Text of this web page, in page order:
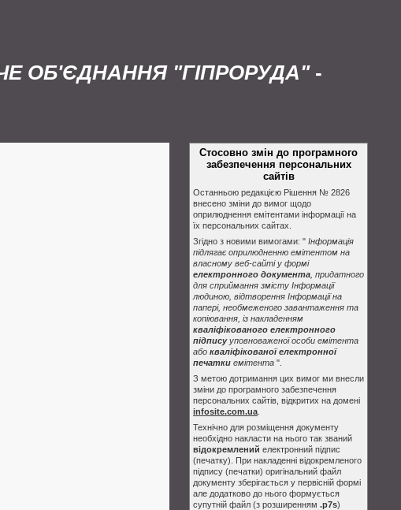
ОБ'ЄДНАННЯ "ГІПРОРУДА"-
Стосовно змін до програмного
забезпечення персональних
сайтів
Останньою редакцією Рішення № 2826
внесено зміни до вимог щодо
оприлюднення емітентами інформації на
їх персональних сайтах.
Згідно з новими вимогами: " Інформація
підлягає оприлюдненню емітентом на
власному веб-сайті у формі
електронного документа , придатного
для сприймання змісту Інформації
людиною, відтворення Інформації на
папері, необмеженого завантаження та
копіювання, із накладенням
кваліфікованого електронного
підписууповноваженої особи емітента
або кваліфікованої електронної
печатки емітента ".
З метою дотримання цих вимог ми внесли
зміни до програмного забезпечення
персональних сайтів, відкритих на домені
infosite.com.ua
Технічно для розміщення документу
необхідно накласти на нього так званий
відокремлений електронний підпис
(печатку). При накладенні відокремленого
підпису (печатки) оригінальний файл
документу зберігається у первісній формі
але додатково до нього формується
супутній файл (з розширенням .p7s)